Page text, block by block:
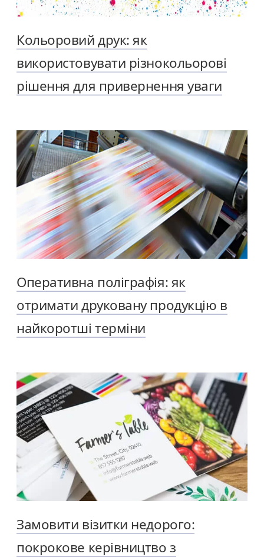
Кольоровий друк: як
використовувати різнокольорові
рішення для привернення уваги
Оперативна поліграфія: як
отримати друковану продукцію в
найкоротші терміни
Замовити візитки недорого:
покрокове керівництво з